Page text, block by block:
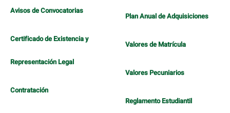
Avisos de Convocatorias
Certificado de Existencia y
Representación Legal
Contratación
Plan Anual de Adquisiciones
Valores de Matrícula
Valores Pecuniarios
Reglamento Estudiantil